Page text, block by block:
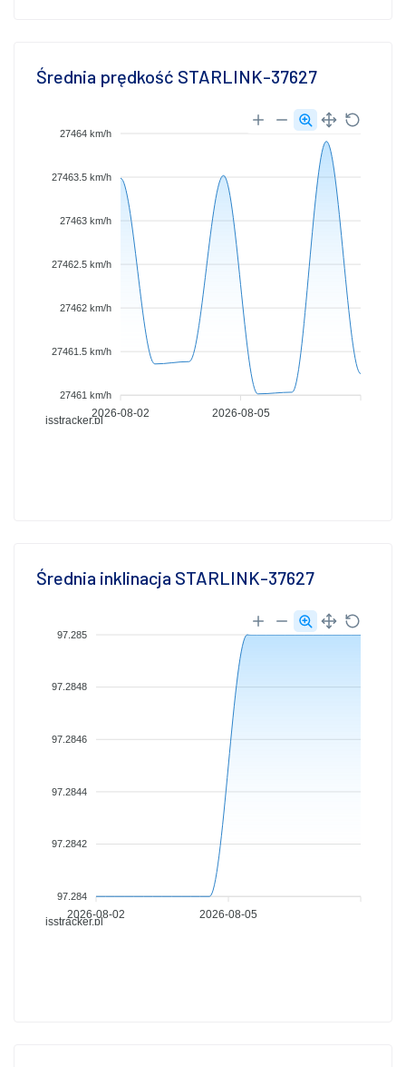
Średnia prędkość STARLINK-37627
isstracker.pl
27464 km/h
27463.5 km/h
27463 km/h
27462.5 km/h
27462 km/h
27461.5 km/h
27461 km/h
2026-08-02 2026-08-05
Średnia inklinacja STARLINK-37627
isstracker.pl
97.285
97.2848
97.2846
97.2844
97.2842
97.284
2026-08-02 2026-08-05